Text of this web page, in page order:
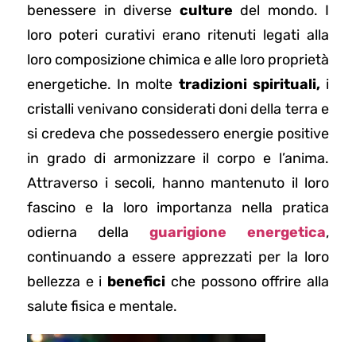
benessere in diverse culture del mondo. I
loro poteri curativi erano ritenuti legati alla
loro composizione chimica e alle loro proprietà
energetiche. In molte tradizioni spirituali,i
cristalli venivano considerati doni della terra e
si credeva che possedessero energie positive
in grado di armonizzare il corpo e l’anima.
Attraverso i secoli, hanno mantenuto il loro
fascino e la loro importanza nella pratica
odierna della guarigione energetica,
continuando a essere apprezzati per la loro
bellezza e i benefici che possono offrire alla
salute fisica e mentale.